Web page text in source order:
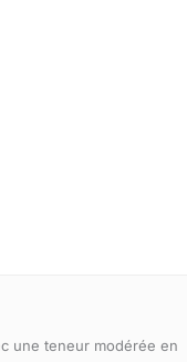
une teneur modérée en